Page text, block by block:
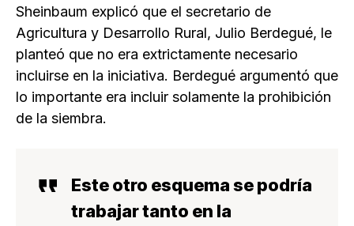
Sheinbaum explicó que el secretario de
Agricultura y Desarrollo Rural, Julio Berdegué, le
planteó que no era extrictamente necesario
incluirse en la iniciativa. Berdegué argumentó que
lo importante era incluir solamente la prohibición
de la siembra.
Este otro esquema se podría
trabajar tanto en la